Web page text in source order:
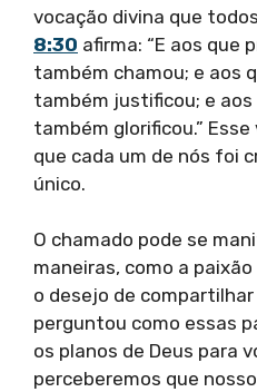
vocação divina que
8:30 afirma: “E aos que
também chamou; e aos
também justificou; e
também glorificou.”
que cada um de nós foi
único.
O chamado pode se
maneiras, como a
o desejo de
perguntou como essas
os planos de Deus para
perceberemos que